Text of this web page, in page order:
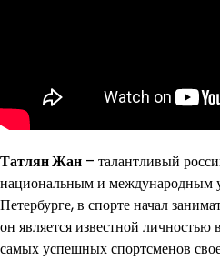
Татлян Жан – талантливый
национальным и международным
Петербурге, в спорте начал
он является известной
самых успешных спортсменов